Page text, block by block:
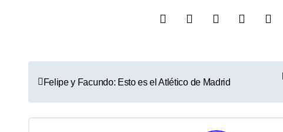
N
a
v
Felipe y Facundo: Esto es el Atlético de Madrid